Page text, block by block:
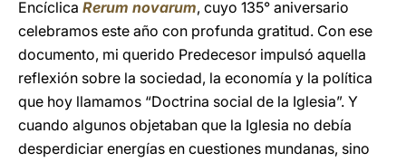
Encíclica Rerum novarum, cuyo 135° aniversario
celebramos este año con profunda gratitud. Con ese
documento, mi querido Predecesor impulsó aquella
reflexión sobre la sociedad, la economía y la política
que hoy llamamos “Doctrina social de la Iglesia”. Y
cuando algunos objetaban que la Iglesia no debía
desperdiciar energías en cuestiones mundanas, sino